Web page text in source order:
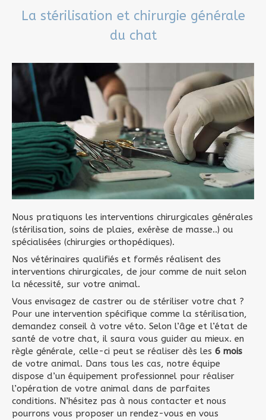
La stérilisation et chirurgie générale
du chat
Nous pratiquons les interventions chirurgicales générales
(stérilisation, soins de plaies, exérèse de masse..) ou
spécialisées (chirurgies orthopédiques).
Nos vétérinaires qualifiés et formés réalisent des
interventions chirurgicales, de jour comme de nuit selon
la nécessité, sur votre animal.
Vous envisagez de castrer ou de stériliser votre chat ?
Pour une intervention spécifique comme la stérilisation,
demandez conseil à votre véto. Selon l’âge et l’état de
santé de votre chat, il saura vous guider au mieux. en
règle générale, celle-ci peut se réaliser dès les 6 mois
de votre animal. Dans tous les cas, notre équipe
dispose d’un équipement professionnel pour réaliser
l’opération de votre animal dans de parfaites
conditions. N’hésitez pas à nous contacter et nous
pourrons vous proposer un rendez-vous en vous